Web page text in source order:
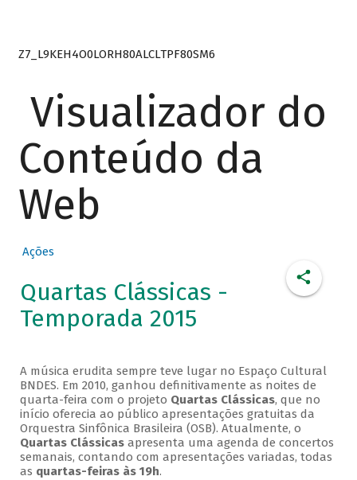
Z7_L9KEH4O0LORH80ALCLTPF80SM6
Visualizador do
Conteúdo da
Web
Ações
Quartas Clássicas -
Temporada 2015
A música erudita sempre teve lugar no Espaço Cultural
BNDES. Em 2010, ganhou definitivamente as noites de
quarta-feira com o projeto Quartas Clássicas, que no
início oferecia ao público apresentações gratuitas da
Orquestra Sinfônica Brasileira (OSB). Atualmente, o
Quartas Clássicasapresenta uma agenda de concertos
semanais, contando com apresentações variadas, todas
as quartas-feiras às 19h.